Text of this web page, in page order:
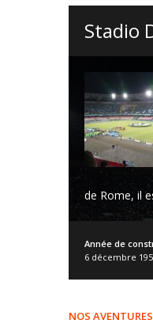
Stadio
de Rome, il
Année de
6 décembre
NOS